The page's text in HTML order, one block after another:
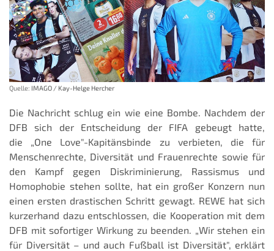
Quelle: IMAGO / Kay-Helge Hercher
Die Nachricht schlug ein wie eine Bombe. Nachdem der
DFB sich der Entscheidung der FIFA gebeugt hatte,
die „One Love"-Kapitänsbinde zu verbieten, die für
Menschenrechte, Diversität und Frauenrechte sowie für
den Kampf gegen Diskriminierung, Rassismus und
Homophobie stehen sollte, hat ein großer Konzern nun
einen ersten drastischen Schritt gewagt. REWE hat sich
kurzerhand dazu entschlossen, die Kooperation mit dem
DFB mit sofortiger Wirkung zu beenden. „Wir stehen ein
für Diversität – und auch Fußball ist Diversität", erklärt